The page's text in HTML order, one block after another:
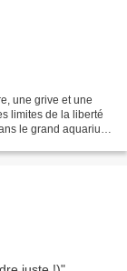
une grive et une
limites de la liberté
le grand aquarium